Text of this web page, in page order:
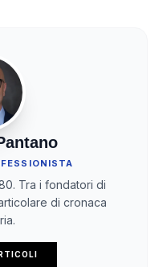
Tra i fondatori di
di cronaca